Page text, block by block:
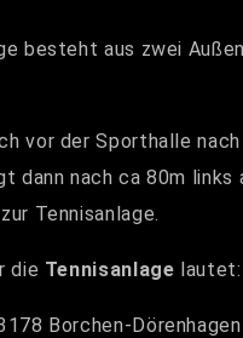
besteht aus zwei
vor der Sporthalle
dann nach ca 80m links
Tennisanlage.
die Tennisanlage lautet:
Borchen-Dörenhagen